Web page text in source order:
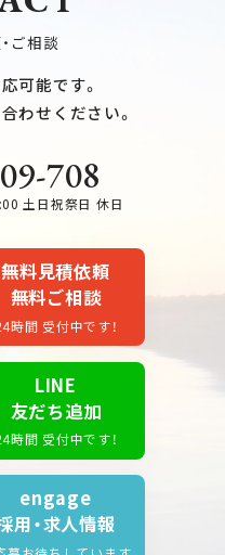
ご相談
可能です。
わせください。
708
土日祝祭日 休日
無料見積依頼
無料ご相談
時間 受付中です！
LINE
友だち追加
時間 受付中です！
engage
用・求人情報